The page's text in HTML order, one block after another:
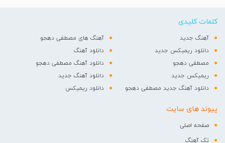
کلمات کلیدی
آهنگ جدید
آهنگ های مصطفی دهجو
دانلود ریمیکس جدید
دانلود آهنگ
مصطفی دهجو
دانلود آهنگ مصطفی دهجو
ریمیکس جدید
دانلود آهنگ جدید
دانلود آهنگ جدید مصطفی دهجو
دانلود ریمیکس
پیوند های سایت
صفحه اصلی
تک آهنگ